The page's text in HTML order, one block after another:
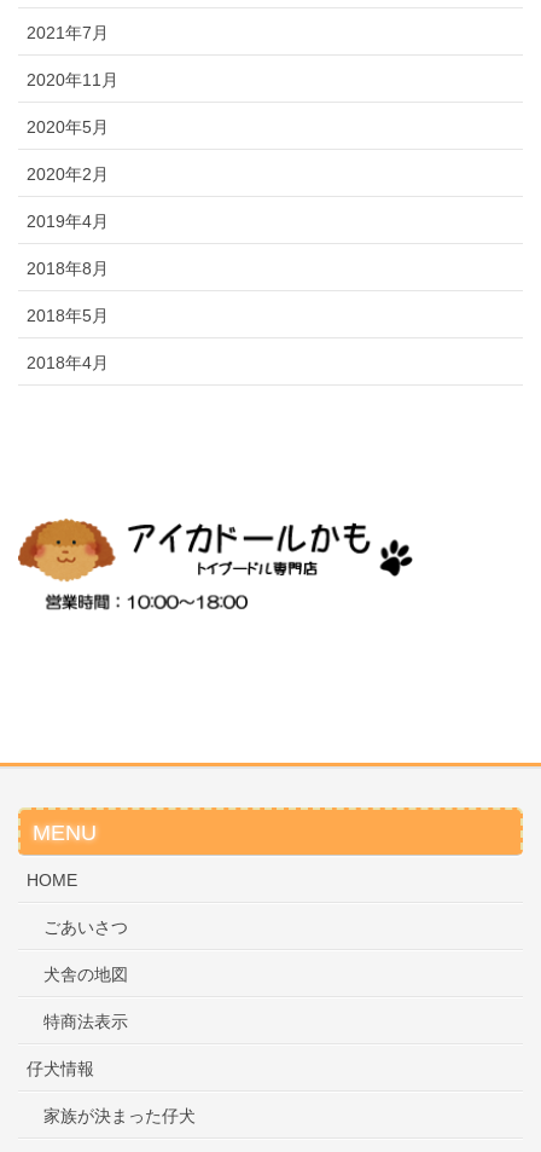
2021年7月
2020年11月
2020年5月
2020年2月
2019年4月
2018年8月
2018年5月
2018年4月
MENU
HOME
ごあいさつ
犬舎の地図
特商法表示
仔犬情報
家族が決まった仔犬